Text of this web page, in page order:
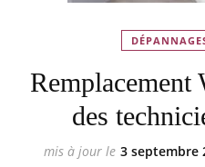
Remplacement
des
mis à jour le 3 septembre